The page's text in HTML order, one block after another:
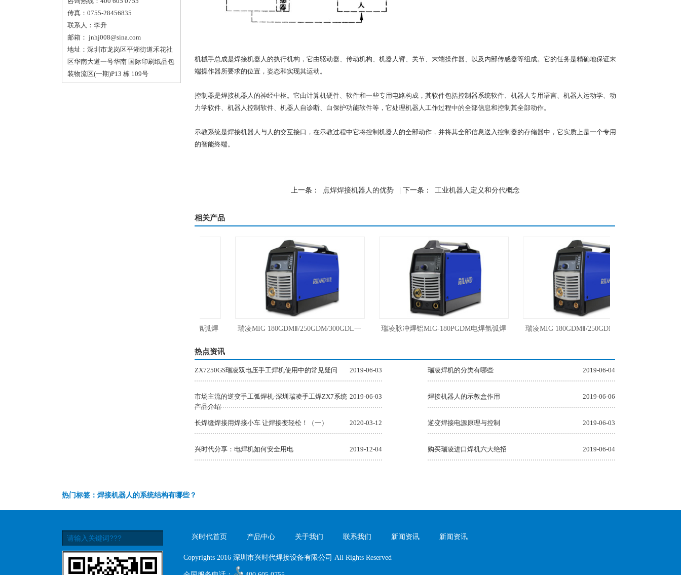
传真：0755-28456835
联系人：李升
邮箱： jnhj008@sina.com
地址：深圳市龙岗区平湖街道禾花社
区华南大道一号华南 国际印刷纸品包
装物流区(一期)P13 栋 109号
机械手总成是焊接机器人的执行机构，它由驱动器、传动机构、机器人臂、关节、末端操作器、以及内部传感器等组成。它的任务是精确地保证末
端操作器所要求的位置，姿态和实现其运动。
控制器是焊接机器人的神经中枢。它由计算机硬件、软件和一些专用电路构成，其软件包括控制器系统软件、机器人专用语言、机器人运动学、动
力学软件、机器人控制软件、机器人自诊断、白保护功能软件等，它处理机器人工作过程中的全部信息和控制其全部动作。
示教系统是焊接机器人与人的交互接口，在示教过程中它将控制机器人的全部动作，并将其全部信息送入控制器的存储器中，它实质上是一个专用
的智能终端。
上一条： 点焊焊接机器人的优势 | 下一条： 工业机器人定义和分代概念
相关产品
瑞凌脉冲焊铝MIG-180PGDM电焊氩弧焊 瑞凌MIG 180GDMⅡ/250GDM/300GDL一 瑞凌脉冲焊铝MIG-180PGDM电焊氩弧焊 瑞凌MIG 180GDMⅡ/250GDM/300GDL一
热点资讯
2019-06-03
ZX7250GS瑞凌双电压手工焊机使用中的常见疑问 2019-06-04
瑞凌焊机的分类有哪些
2019-06-03
市场主流的逆变手工弧焊机-深圳瑞凌手工焊ZX7系统
产品介绍
2019-06-06
焊接机器人的示教盒作用
2020-03-12
长焊缝焊接用焊接小车 让焊接变轻松！（一） 2019-06-03
逆变焊接电源原理与控制
2019-12-04
兴时代分享：电焊机如何安全用电 2019-06-04
购买瑞凌进口焊机六大绝招
热门标签：焊接机器人的系统结构有哪些？
兴时代首页 产品中心 关于我们 联系我们 新闻资讯 新闻资讯
Copyrights 2016 深圳市兴时代焊接设备有限公司 All Rights Reserved